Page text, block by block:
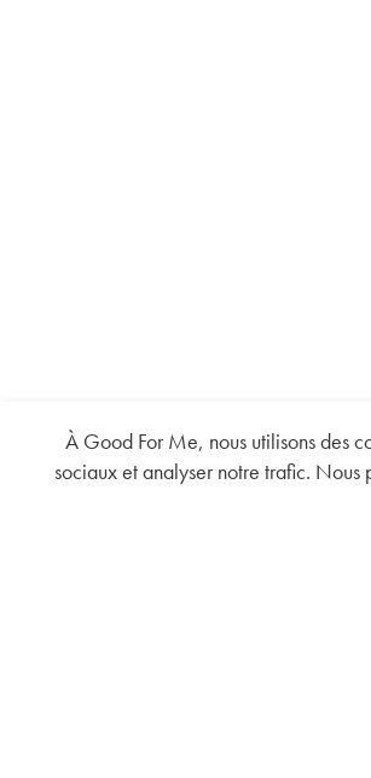
À Good For Me, nous utilisons des
sociaux et analyser notre trafic. Nous